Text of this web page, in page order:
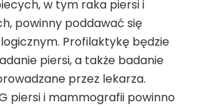
w tym raka piersi i
powinny poddawać się
Profilaktykę będzie
piersi, a także badanie
przez lekarza.
piersi i mammografii powinno